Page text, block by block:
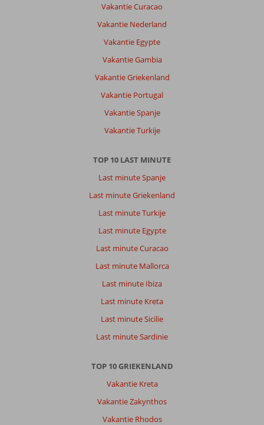
Vakantie Curacao
Vakantie Nederland
Vakantie Egypte
Vakantie Gambia
Vakantie Griekenland
Vakantie Portugal
Vakantie Spanje
Vakantie Turkije
TOP 10 LAST MINUTE
Last minute Spanje
Last minute Griekenland
Last minute Turkije
Last minute Egypte
Last minute Curacao
Last minute Mallorca
Last minute Ibiza
Last minute Kreta
Last minute Sicilie
Last minute Sardinie
TOP 10 GRIEKENLAND
Vakantie Kreta
Vakantie Zakynthos
Vakantie Rhodos